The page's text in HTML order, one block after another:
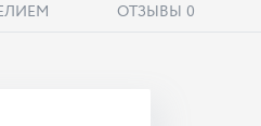
ОТЗЫВЫ 0